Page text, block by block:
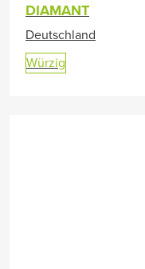
DIAMANT
Deutschland
Würzig